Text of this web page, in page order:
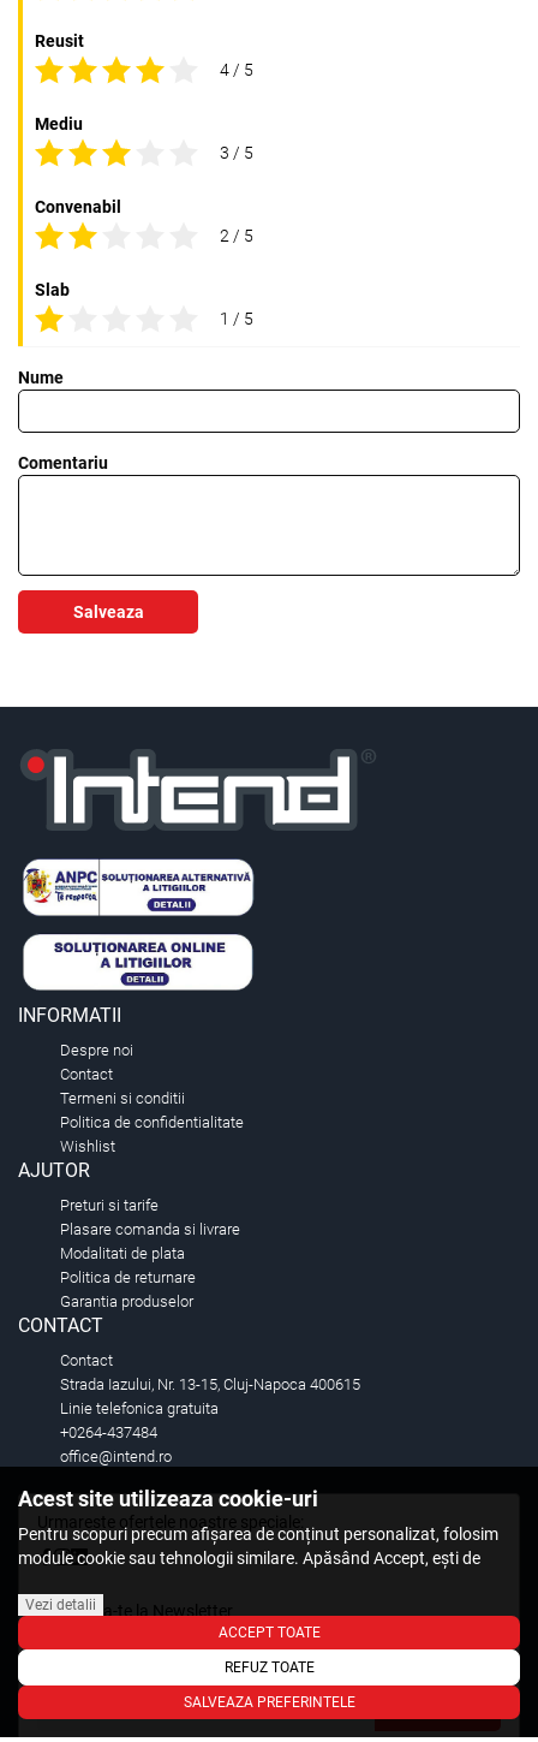
Reusit
4 / 5
Mediu
3 / 5
Convenabil
2 / 5
Slab
1 / 5
Nume
Comentariu
Salveaza
INFORMATII
Despre noi
Contact
Termeni si conditii
Politica de confidentialitate
Wishlist
AJUTOR
Preturi si tarife
Plasare comanda si livrare
Modalitati de plata
Politica de returnare
Garantia produselor
CONTACT
Contact
Strada Iazului, Nr. 13-15, Cluj-Napoca 400615
Linie telefonica gratuita
+0264-437484
office@intend.ro
Urmareste ofertele noastre speciale:
Aboneaza-te la Newsletter
Fii primul care stie. Inscrieti-vă la newsletter astazi.
Acest site utilizeaza cookie-uri
Pentru scopuri precum afișarea de conținut personalizat, folosim
module cookie sau tehnologii similare. Apăsând Accept, ești de
tehnologii similare. Află in sectiunea Politica de Cookies mai multe
despre cookie-uri, inclusiv despre posibilitatea retragerii acordului.
Vezi detalii
ACCEPT TOATE
REFUZ TOATE
SALVEAZA PREFERINTELE